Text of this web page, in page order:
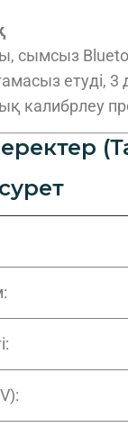
сымсыз
етуді,
калибрлеу